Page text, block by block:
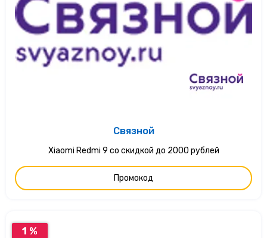
Связной
Xiaomi Redmi 9 со скидкой до 2000 рублей
Промокод
1 %